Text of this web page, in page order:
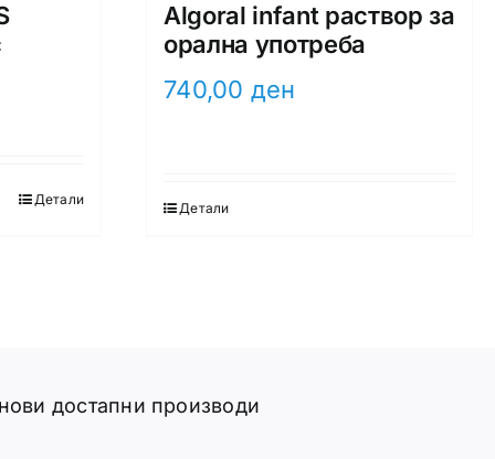
Детали
Algoral infant раствор за
орална употреба
740,00 ден
Детали
достапни производи